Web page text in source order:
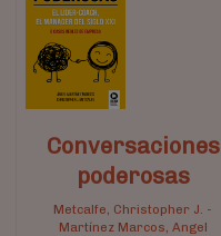
Conversaciones
poderosas
Metcalfe, Christopher J. -
Martínez Marcos, Angel